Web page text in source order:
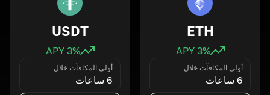
ETH
3% APY
أولى المكافآت خلال
6 ساعات
USDT
3% APY
أولى المكافآت خلال
6 ساعات